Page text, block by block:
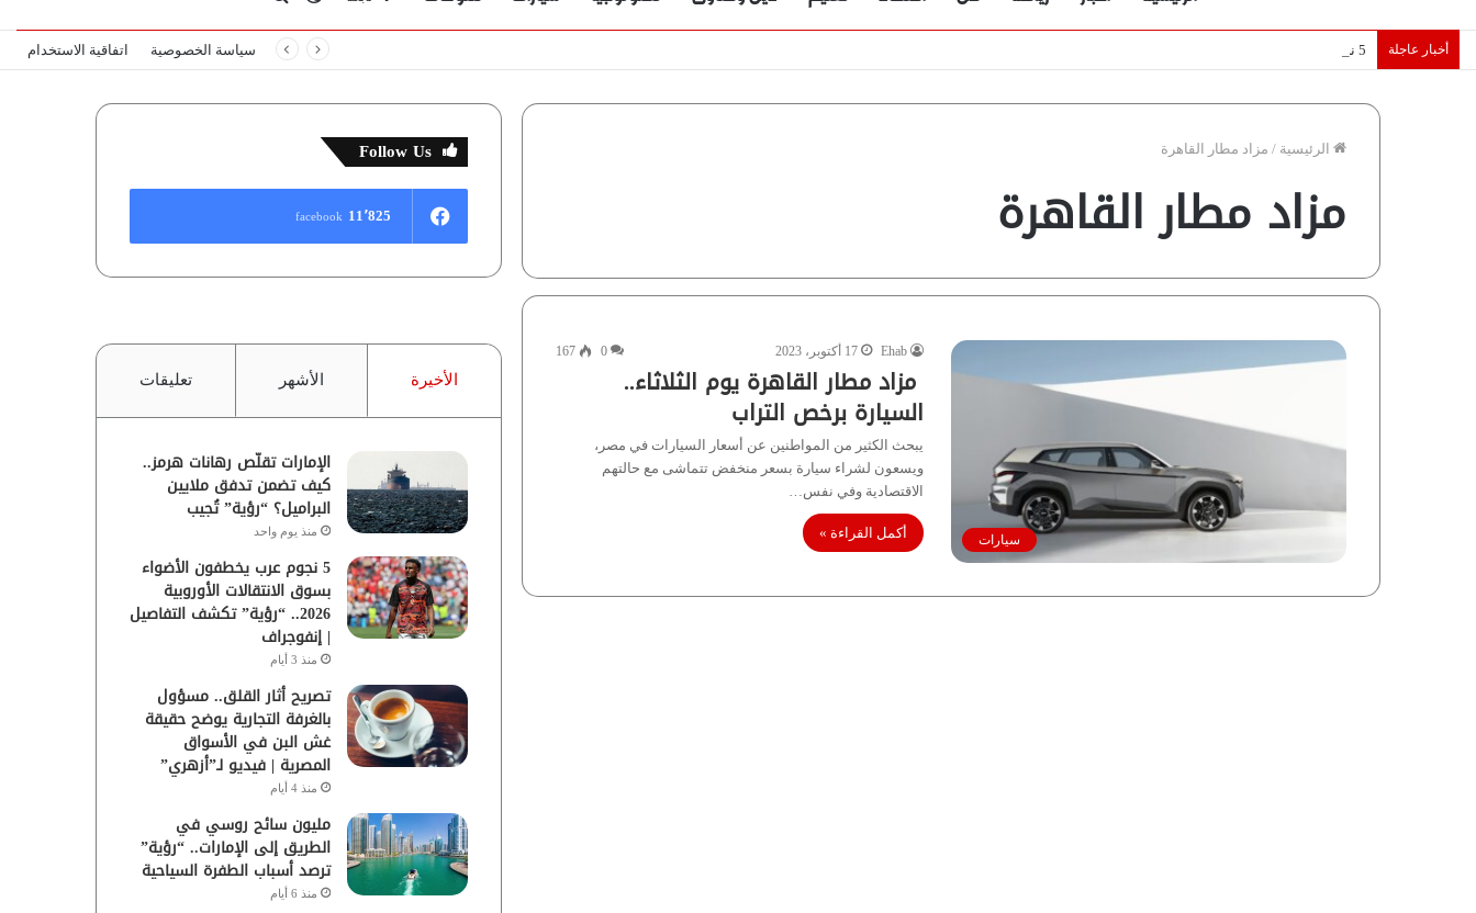
عنالمظلم
أخبار عاجلة 5 نجوم عرب يخطفون الأضواء بسوق الانتقالات الأوروبية 2026.. “رؤية” تكشف التفاصيل | إنفوجراف سياسة الخصوصية اتفاقية الاستخدام
الرئيسية / مزاد مطار القاهرة
مزاد مطار القاهرة
سيارات
Ehab 17 أكتوبر، 2023 0
167
مزاد مطار القاهرة يوم الثلاثاء..
السيارة برخص التراب
يبحث الكثير من المواطنين عن أسعار السيارات في مصر،
ويسعون لشراء سيارة بسعر منخفض تتماشى مع حالتهم
الاقتصادية وفي نفس…
أكمل القراءة »
Follow Us
11٬825 facebook
الأخيرة الأشهر تعليقات
الإمارات تقلّص رهانات هرمز..
كيف تضمن تدفق ملايين
البراميل؟ “رؤية” تُجيب
منذ يوم واحد
5 نجوم عرب يخطفون الأضواء
بسوق الانتقالات الأوروبية
2026.. “رؤية” تكشف التفاصيل
| إنفوجراف
منذ 3 أيام
تصريح أثار القلق.. مسؤول
بالغرفة التجارية يوضح حقيقة
غش البن في الأسواق
المصرية | فيديو لـ”أزهري”
منذ 4 أيام
مليون سائح روسي في
الطريق إلى الإمارات.. “رؤية”
ترصد أسباب الطفرة السياحية
منذ 6 أيام